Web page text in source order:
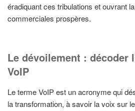
éradiquant ces tribulations et ouvrant
commerciales prospères.
Le dévoilement : décoder
VoIP
Le terme VoIP est un acronyme qui
la transformation, à savoir la voix sur